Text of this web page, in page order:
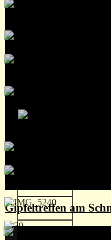
Gipfeltreffen am